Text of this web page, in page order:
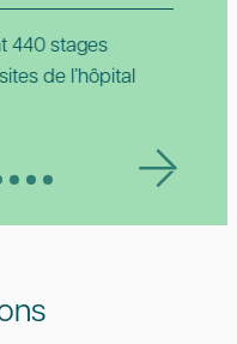
440 stages
de l’hôpital